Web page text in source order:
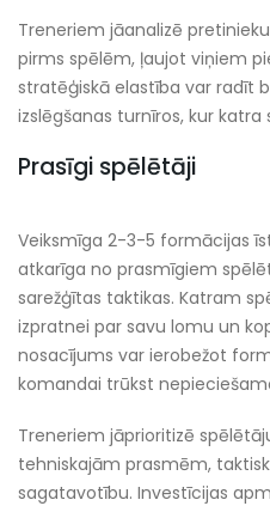
Treneriem jāanalizē
pirms spēlēm, ļaujot viņiem
stratēģiskā elastība var radīt
izslēgšanas turnīros, kur katra
Prasīgi spēlētāji
Veiksmīga 2-3-5 formācijas
atkarīga no prasmīgiem
sarežģītas taktikas. Katram
izpratnei par savu lomu un
nosacījums var ierobežot
komandai trūkst
Treneriem jāprioritizē
tehniskajām prasmēm,
sagatavotību. Investīcijas